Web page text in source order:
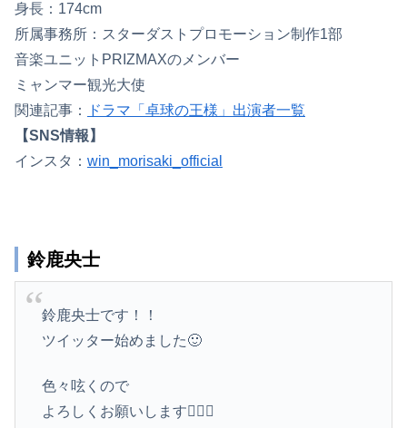
身長：174cm
所属事務所：スターダストプロモーション制作1部
音楽ユニットPRIZMAXのメンバー
ミャンマー観光大使
関連記事：
ドラマ「卓球の王様」出演者一覧
【SNS情報】
インスタ： win_morisaki_official
鈴鹿央士
鈴鹿央士です！！
ツイッター始めました🙂
色々呟くので
よろしくお願いします💁🏻‍♂️